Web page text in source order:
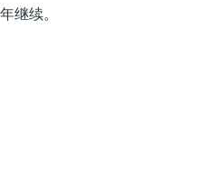
继续。